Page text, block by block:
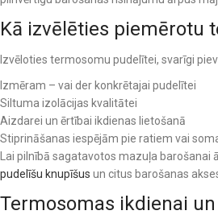
Kā izvēlēties piemērotu
Izvēloties termosomu pudelītei, svarīgi
Izmēram – vai der konkrētajai pudelītei
Siltuma izolācijas kvalitātei
Aizdarei un ērtībai ikdienas lietošanā
Stiprināšanas iespējām pie ratiem vai
Lai pilnībā sagatavotos mazuļa barošanai
pudelīšu knupīšus un citus barošanas
Termosomas ikdienai